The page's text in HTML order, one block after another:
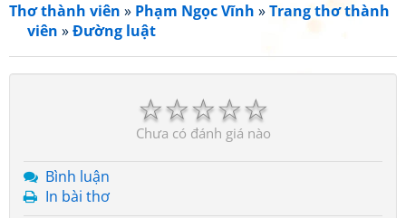
Thơ thành viên » Phạm Ngọc Vĩnh »Trang thơ thành
viên »Đường luật
☆
☆
☆
☆
☆
Chưa có đánh giá nào
Bình luận
In bài thơ